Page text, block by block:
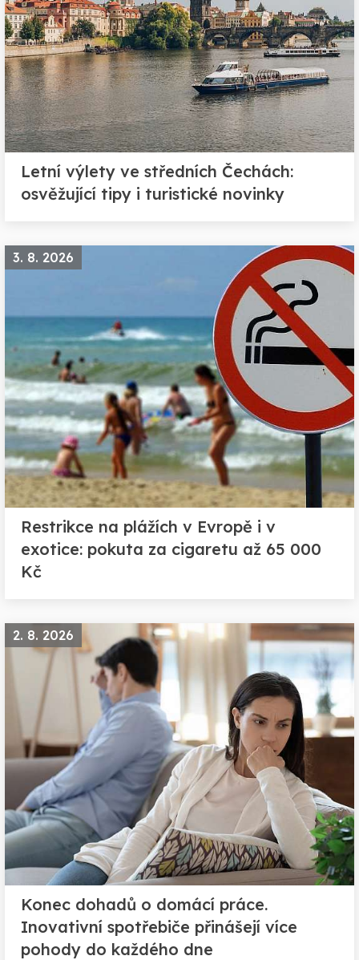
Letní výlety ve středních Čechách:
osvěžující tipy i turistické novinky
3. 8. 2026
Restrikce na plážích v Evropě i v
exotice: pokuta za cigaretu až 65 000
Kč
2. 8. 2026
Konec dohadů o domácí práce.
Inovativní spotřebiče přinášejí více
pohody do každého dne